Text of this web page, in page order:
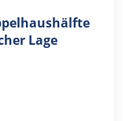
Lage